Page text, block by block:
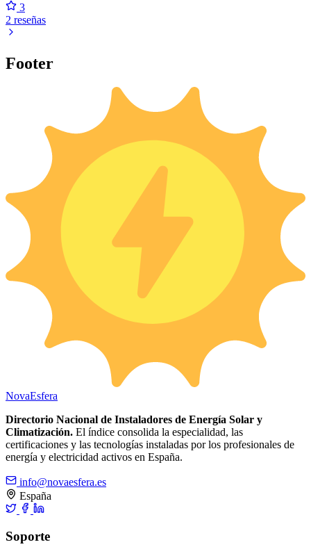
3
2 reseñas
Footer
NovaEsfera
Directorio Nacional de Instaladores de Energía Solar y
Climatización. El índice consolida la especialidad, las
certificaciones y las tecnologías instaladas por los profesionales de
energía y electricidad activos en España.
info@novaesfera.es
España
Soporte